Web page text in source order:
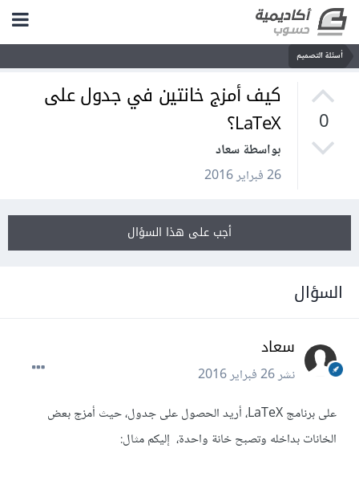
أسئلة التصميم
0
كيف أمزج خانتين في جدول على
LaTeX؟
بواسطة سعاد
26 فبراير 2016
أجب على هذا السؤال
السؤال
سعاد
نشر26 فبراير 2016
على برنامج LaTeX، أريد الحصول على جدول، حيث أمزج بعض
الخانات بداخله وتصبح خانة واحدة، إليكم مثال: